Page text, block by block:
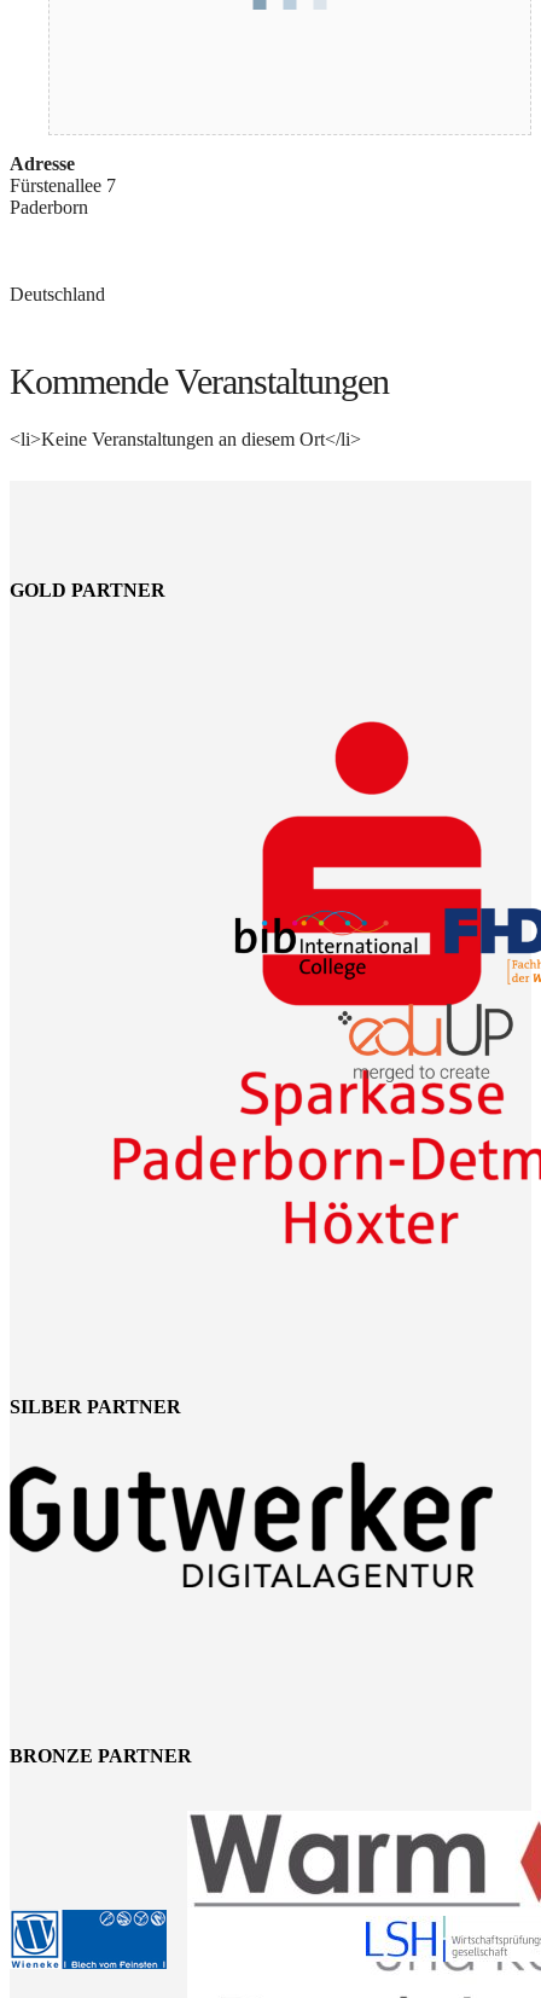
Adresse
Fürstenallee 7
Paderborn
Deutschland
Kommende Veranstaltungen
<li>Keine Veranstaltungen an diesem Ort</li>
GOLD PARTNER
SILBER PARTNER
BRONZE PARTNER